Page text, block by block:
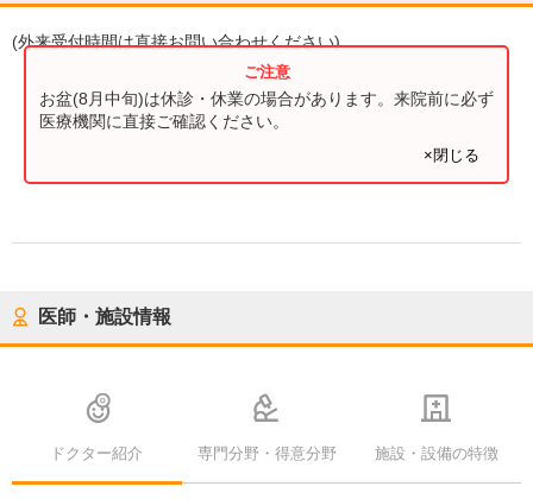
(外来受付時間は直接お問い合わせください)
お盆(8月中旬)は休診・休業の場合があります。来院前に必ず
医療機関に直接ご確認ください。
×閉じる
医師・施設情報
ドクター紹介 専門分野・得意分野 施設・設備の特徴